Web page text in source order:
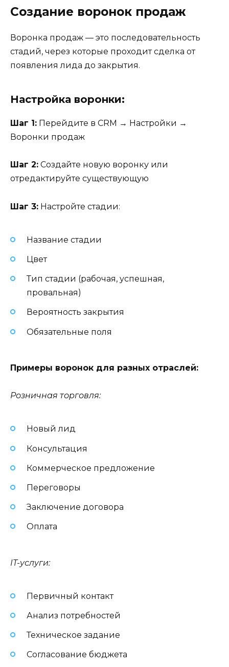
Создание воронок продаж
Воронка продаж — это последовательность
стадий, через которые проходит сделка от
появления лида до закрытия.
Настройка воронки:
Шаг 1: Перейдите в CRM → Настройки →
Воронки продаж
Шаг 2: Создайте новую воронку или
отредактируйте существующую
Шаг 3: Настройте стадии:
Название стадии
Цвет
Тип стадии (рабочая, успешная,
провальная)
Вероятность закрытия
Обязательные поля
Примеры воронок для разных отраслей:
Розничная торговля:
Новый лид
Консультация
Коммерческое предложение
Переговоры
Заключение договора
Оплата
IT-услуги:
Первичный контакт
Анализ потребностей
Техническое задание
Согласование бюджета